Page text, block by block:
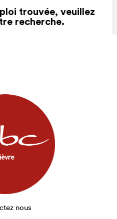
en évolution
d’emploi
Actualités
Contact
trouvée, veuillez
recherche.
nous